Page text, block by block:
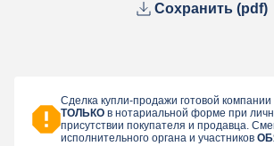
Сохранить (pdf)
Сделка купли-продажи готовой
ТОЛЬКО в нотариальной форме при
присутствии покупателя и продавца.
исполнительного органа и участников